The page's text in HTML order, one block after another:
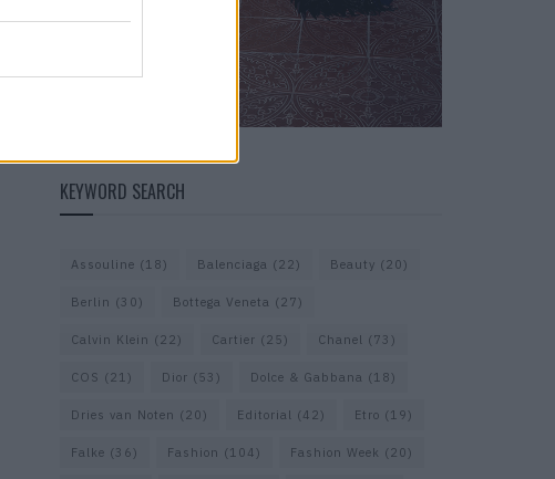
KEYWORD SEARCH
Assouline (18) Balenciaga (22) Beauty (20)
Berlin (30) Bottega Veneta (27)
Calvin Klein (22) Cartier (25) Chanel (73)
COS (21) Dior (53) Dolce & Gabbana (18)
Dries van Noten (20) Editorial (42) Etro (19)
Falke (36) Fashion (104) Fashion Week (20)